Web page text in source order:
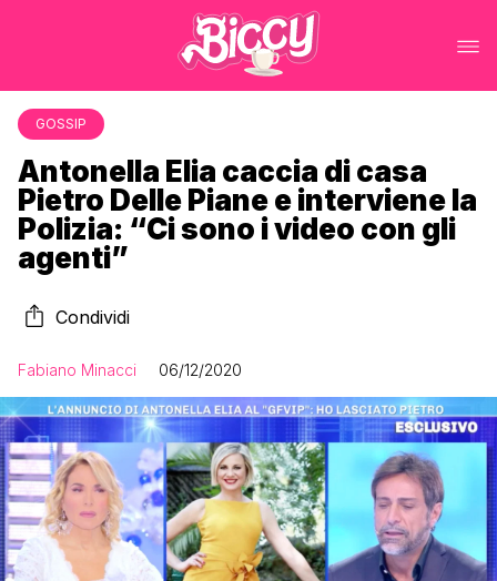
GOSSIP
Antonella Elia caccia di casa
Pietro Delle Piane e interviene la
Polizia: “Ci sono i video con gli
agenti”
Condividi
Fabiano Minacci 06/12/2020